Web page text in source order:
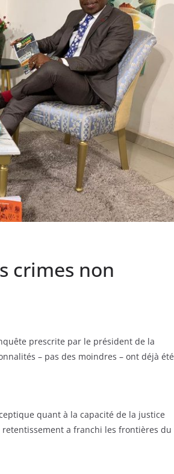
crimes non
prescrite par le président de la
– pas des moindres – ont déjà été
quant à la capacité de la justice
a franchi les frontières du